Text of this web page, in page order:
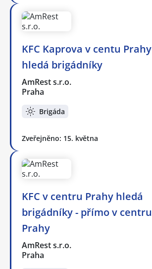
KFC Kaprova v centu Prahy
hledá brigádníky
AmRest s.r.o.
Praha
Brigáda
Zveřejněno: 15. května
KFC v centru Prahy hledá
brigádníky - přímo v centru
Prahy
AmRest s.r.o.
Praha